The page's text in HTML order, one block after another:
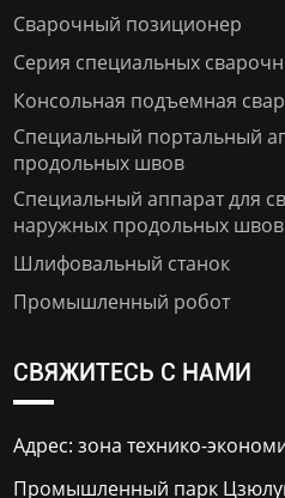
Сварочный позиционер
Серия специальных
Консольная подъемная
Специальный портальный
продольных швов
Специальный аппарат для
наружных продольных швов
Шлифовальный станок
Промышленный робот
СВЯЖИТЕСЬ С НАМИ
Адрес: зона технико-
Промышленный парк